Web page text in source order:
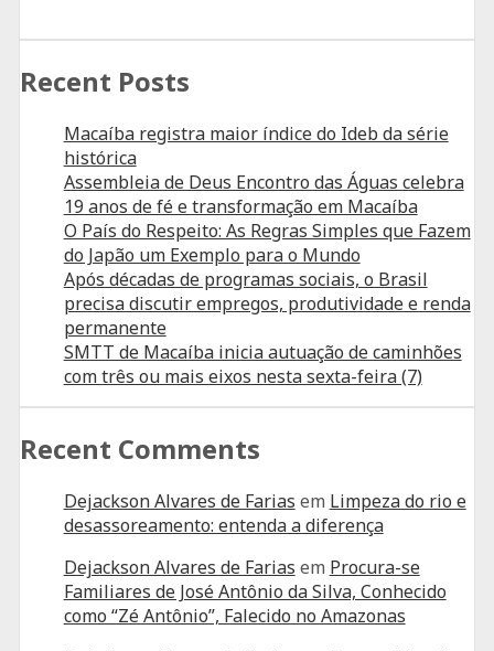
Recent Posts
Macaíba registra maior índice do Ideb da série
histórica
Assembleia de Deus Encontro das Águas celebra
19 anos de fé e transformação em Macaíba
O País do Respeito: As Regras Simples que Fazem
do Japão um Exemplo para o Mundo
Após décadas de programas sociais, o Brasil
precisa discutir empregos, produtividade e renda
permanente
SMTT de Macaíba inicia autuação de caminhões
com três ou mais eixos nesta sexta-feira (7)
Recent Comments
Dejackson Alvares de Farias em Limpeza do rio e
desassoreamento: entenda a diferença
Dejackson Alvares de Farias em Procura-se
Familiares de José Antônio da Silva, Conhecido
como “Zé Antônio”, Falecido no Amazonas